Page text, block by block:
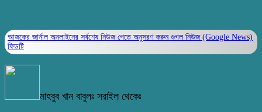
আজকের জার্নাল অনলাইনের সর্বশেষ নিউজ পেতে অনুসরণ করুন গুগল নিউজ (Google News)
ফিডটি
মাহবুব খান বাবুলঃ সরাইল থেকেঃ